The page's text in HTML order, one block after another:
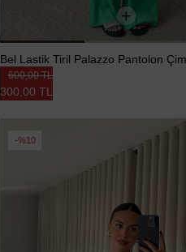
Bel Lastik Tiril Palazzo Pantolon
300,00 TL
600,00 TL
%10